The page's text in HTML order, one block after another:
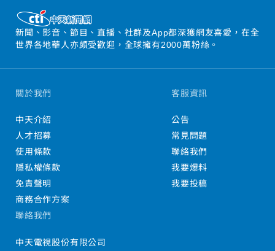
新聞、影音、節目、直播、社群及App都深獲網友喜愛，在全
世界各地華人亦頗受歡迎，全球擁有2000萬粉絲。
關於我們
中天介紹
人才招募
使用條款
隱私權條款
免責聲明
商務合作方案
客服資訊
公告
常見問題
聯絡我們
我要爆料
我要投稿
聯絡我們
中天電視股份有限公司